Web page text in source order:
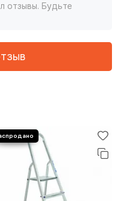
отзывы. Будьте